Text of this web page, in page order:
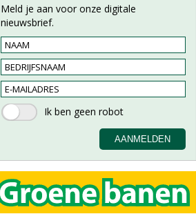
Meld je aan voor onze digitale
nieuwsbrief.